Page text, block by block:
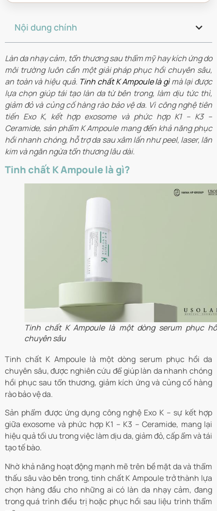
Nội dung chính
Làn da nhạy cảm, tổn thương sau thẩm mỹ hay kích ứng do
môi trường luôn cần một giải pháp phục hồi chuyên sâu,
an toàn và hiệu quả. Tinh chất K Ampoule là gìmà lại được
lựa chọn giúp tái tạo làn da từ bên trong, làm dịu tức thì,
giảm đỏ và củng cố hàng rào bảo vệ da. Vì công nghệ tiên
tiến Exo K, kết hợp exosome và phức hợp K1 – K3 –
Ceramide, sản phẩm K Ampoule mang đến khả năng phục
hồi nhanh chóng, hỗ trợ da sau xâm lấn như peel, laser, lăn
kim và ngăn ngừa tổn thương lâu dài.
Tinh chất K Ampoule là gì?
Tinh chất K Ampoule là một dòng serum phục
chuyên sâu
Tinh chất K Ampoule là một dòng serum phục hồi da
chuyên sâu, được nghiên cứu để giúp làn da nhanh chóng
hồi phục sau tổn thương, giảm kích ứng và củng cố hàng
rào bảo vệ da.
Sản phẩm được ứng dụng công nghệ Exo K – sự kết hợp
giữa exosome và phức hợp K1 – K3 – Ceramide, mang lại
hiệu quả tối ưu trong việc làm dịu da, giảm đỏ, cấp ẩm và tái
tạo tế bào.
Nhờ khả năng hoạt động mạnh mẽ trên bề mặt da và thẩm
thấu sâu vào bên trong, tinh chất K Ampoule trở thành lựa
chọn hàng đầu cho những ai có làn da nhạy cảm, đang
trong quá trình điều trị hoặc phục hồi sau liệu trình thẩm